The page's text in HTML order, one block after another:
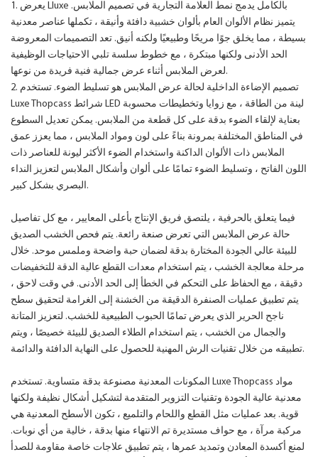
1. يعرض Lluxe بالكامل يدمج نمط العلامة التجارية في تصميم الملابس.
يتميز نظام الألوان العام بألوان خشبية دافئة وأنيقة ، تكملها عناصر معدنية
بسيطة ، مما يخلق جوًا مريحًا وطبيعيًا ولكنه أنيق. تعد التصميمات المعروضة
الحد الأدنى ولكنها مبتكرة ، مع خطوط سلسة تلبي الاحتياجات الوظيفية
لعرض الملابس أثناء عرض جمالية فنية فريدة من نوعها.
2. تصميم الإضاءة الداخلية لحالة عرض الملابس هو تسليط الضوء. تستخدم
Luxe Thopcass شرائط LED لينة من الطاقة ، مع زوايا وتخطيطات محسوبة
بعناية لإلقاء الضوء بدقة على كل قطعة من الملابس. يمكن تعديل السطوع
في المناطق المختلفة بمرونة بناءً على لون ومواد الملابس ، مما يعزز عمق
الملابس ذات الألوان الداكنة واستخدام الضوء الأكثر ليونة للعناصر ذات
اللون الفاتح ، وتسليط الضوء تمامًا على ألوان وأشكال الملابس لتعزيز النداء
البصري بشكل كبير.
فيما يتعلق بالحرفية ، يلتصق فريق الإنتاج بأعلى المعايير ، مع كل تفاصيل
حالة عرض الملابس التي تعرض صنعة رائعة. يتم فحص الخشب الصديق
للبيئة عالي الجودة المختارة بدقة لضمان حبة واضحة وملمس موحد. خلال
مرحلة معالجة الخشب ، يتم استخدام معدات القطع عالية الدقة للتخفيضات
دقيقة ، مع الحفاظ على التحكم في الخطأ إلى الحد الأدنى. في وقت لاحق ،
يتم تطبيق عمليات الصنفرة الدقيقة من الخشنة إلى الغرامة لتحقيق سطح
ناجح الحرير الذي يعرض تمامًا الحبوب الطبيعية للخشب. لتعزيز المتانة
والجمال من الخشب ، يتم استخدام الطلاء الصديق للبيئة خصيصًا ، ويتم
تطبيقه من خلال تقنيات الرش المهنية للحصول على النهاية الدافئة والدائمة.
المكونات المعدنية مصنوعة بدقة متساوية. تستخدم Luxe Thopcass مواد
معدنية عالية الجودة وتقنيات التزوير المتقدمة لتشكيل أشكال نظيفة ولكنها
قوية. بعد عمليات مثل القطع واللحام والتلميع ، تكون الأسطح المعدنية هي
مركبة مرآة ، مع حواف مستديرة تم الانتهاء منها بدقة ، خالية من أي نوبات.
لمنع أكسدة المعادن وتمديد عمرها ، يتم تطبيق علاجات خاصة مقاومة للصدأ